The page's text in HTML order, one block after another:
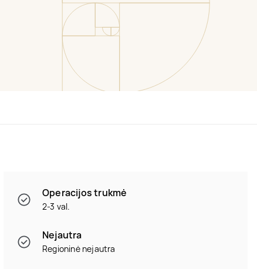
Operacijos trukmė
2-3 val.
Nejautra
Regioninė nejautra